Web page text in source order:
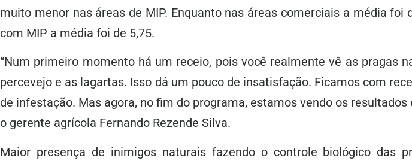
muito menor nas áreas de MIP. Enquanto nas áreas comerciais a média foi
com MIP a média foi de 5,75.
“Num primeiro momento há um receio, pois você realmente vê as pragas
percevejo e as lagartas. Isso dá um pouco de insatisfação. Ficamos com
de infestação. Mas agora, no fim do programa, estamos vendo os resultados
o gerente agrícola Fernando Rezende Silva.
Maior presença de inimigos naturais fazendo o controle biológico das